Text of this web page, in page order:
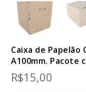
Caixa de Papelão
A100mm. Pacote
R$15,00